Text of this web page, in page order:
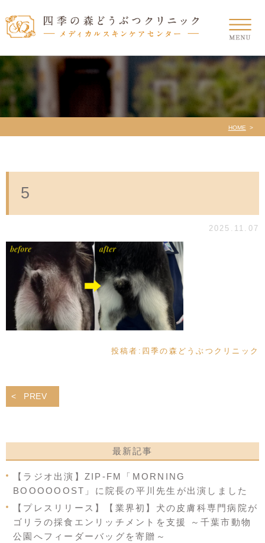
HOME
5
2025.11.07
投稿者: 四季の森どうぶつクリニック
PREV
最新記事
【ラジオ出演】ZIP-FM「MORNING
BOOOOOOST」に院長の平川先生が出演しました
【プレスリリース】【業界初】犬の皮膚科専門病院が
ゴリラの採食エンリッチメントを支援 ～千葉市動物
公園へフィーダーバッグを寄贈～